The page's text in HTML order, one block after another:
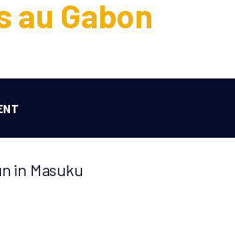
au Gabon
in Masuku